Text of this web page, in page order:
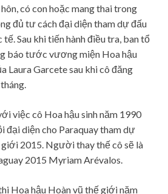
có con hoặc mang thai trong
đủ tư cách đại diện tham dự đấu
Sau khi tiến hành điều tra, ban tổ
báo tước vương miện Hoa hậu
Laura Garcete sau khi cô đăng
việc cô Hoa hậu sinh năm 1990
đại diện cho Paraquay tham dự
2015. Người thay thế cô sẽ là
2015 Myriam Arévalos.
Hoa hậu Hoàn vũ thế giới năm